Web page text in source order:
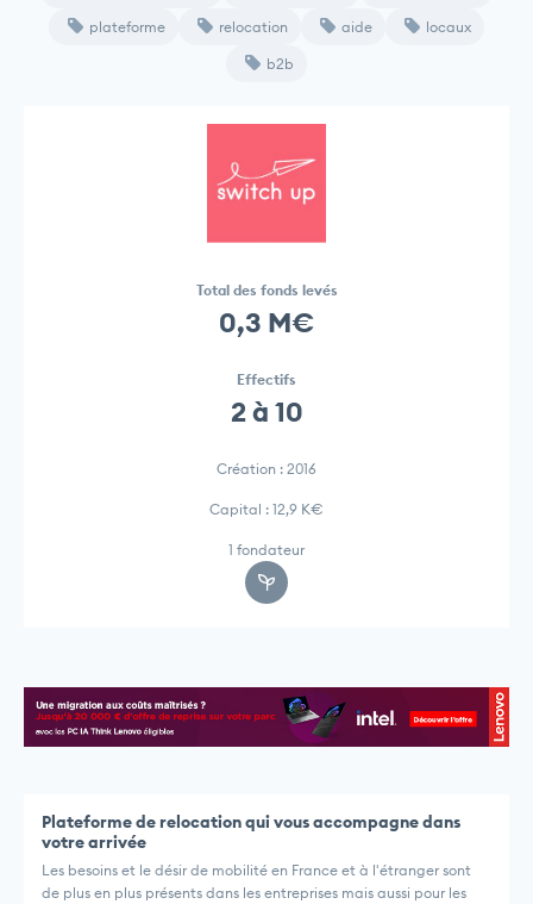
plateforme relocation aide locaux
b2b
Total des fonds levés
0,3 M€
Effectifs
2 à 10
Création : 2016
Capital : 12,9 K€
1 fondateur
Plateforme de relocation qui vous accompagne dans
votre arrivée
Les besoins et le désir de mobilité en France et à l'étranger sont
de plus en plus présents dans les entreprises mais aussi pour les